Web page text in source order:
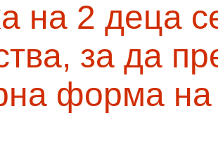
на 2 деца
за да
форма на